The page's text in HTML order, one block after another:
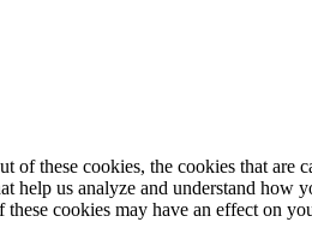
these cookies, the cookies that are
us analyze and understand
cookies may have an effect on